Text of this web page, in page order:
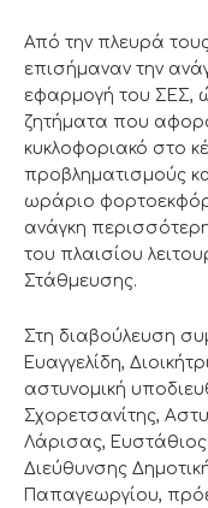
Από την πλευρά
επισήμαναν την
εφαρμογή του ΣΕΣ,
ζητήματα που
κυκλοφοριακό στο
προβληματισμούς
ωράριο
ανάγκη
του πλαισίου
Στάθμευσης.
Στη διαβούλευση
Ευαγγελίδη,
αστυνομική
Σχορετσανίτης,
Λάρισας, Ευστάθιος
Διεύθυνσης
Παπαγεωργίου,